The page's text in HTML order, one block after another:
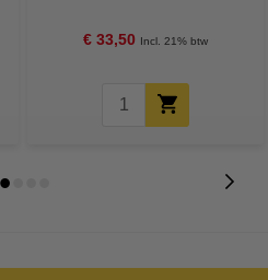
€ 33,50 Incl. 21% btw